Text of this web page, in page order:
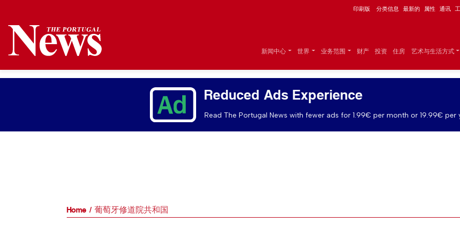
印刷版 分类信息 最新的 属性 通讯
新闻中心 世界 业务范围 财产 投资 住房 艺术与生活方式
Reduced Ads Experience
Read The Portugal News with fewer ads for 1.99€ per month or 19.99€ per
Home 葡萄牙修道院共和国